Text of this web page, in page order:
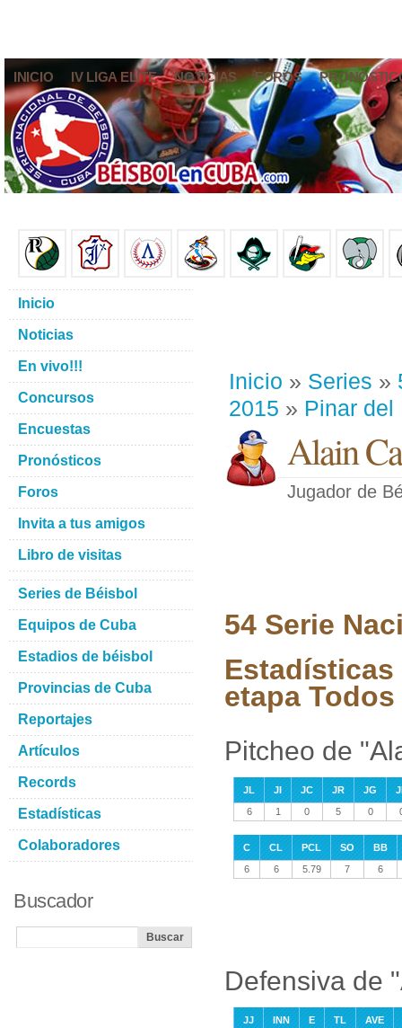
INICIO IV LIGA ELITE NOTICIAS FOROS
Inicio » Series »
2015 » Pinar del
Alain
Jugador de
54 Serie
Estadísticas
etapa
Pitcheo de
JL JI JC JR JG
6
1 0 5 0
C CL PCL SO
BB
6
6 5.79 7 6
Defensiva de
JJ INN E TL AVE
Inicio
Noticias
En vivo!!!
Concursos
Encuestas
Pronósticos
Foros
Invita a tus amigos
Libro de visitas
Series de Béisbol
Equipos de Cuba
Estadios de béisbol
Provincias de Cuba
Reportajes
Artículos
Records
Estadísticas
Colaboradores
Buscador